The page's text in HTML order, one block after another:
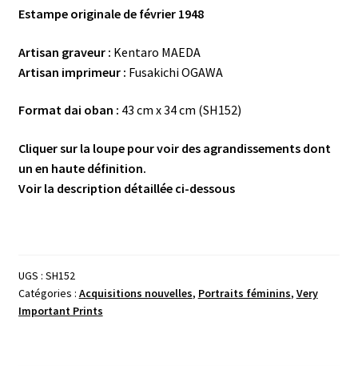
Estampe originale de février 1948
Artisan graveur : Kentaro MAEDA
Artisan imprimeur : Fusakichi OGAWA
Format dai oban : 43 cm x 34 cm (SH152)
Cliquer sur la loupe pour voir des agrandissements dont
un en haute définition.
Voir la description détaillée ci-dessous
UGS : SH152
Catégories : Acquisitions nouvelles, Portraits féminins, Very
Important Prints